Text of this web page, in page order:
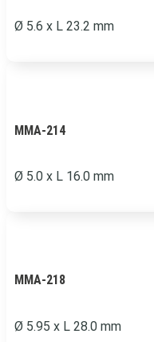
Ø 5.6 x L 23.2 mm
MMA-214
Ø 5.0 x L 16.0 mm
MMA-218
Ø 5.95 x L 28.0 mm